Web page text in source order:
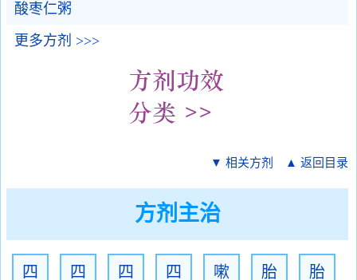
酸枣仁粥
更多方剂 >>>
▼ 相关方剂 ▲ 返回目录
方剂主治
四
四
四
四
嗽
胎
胎